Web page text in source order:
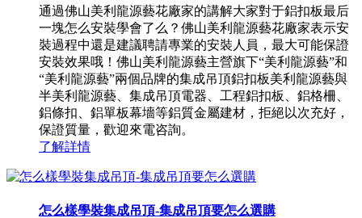
通過佛山美利龍源藝花廠家的講解大家對于鋁扣板最后
一塊怎么安裝學會了么？佛山美利龍源藝花廠家表示安
裝過程中還是建議聘請專業的安裝人員，最大可能保證
安裝效果哦！佛山美利龍源藝主營旗下“美利龍源藝”和
“美利龍源藝”兩個品牌的集成吊頂鋁扣板美利龍源藝與
半美利龍源藝、集成吊頂電器、工程鋁扣板、鋁格柵、
鋁條扣、鋁單板幕墻等鋁質金屬建材，拒絕以次充好，
保證質量，歡迎來電咨詢。
了解詳情
怎么樣學裝集成吊頂-集成吊頂要怎么選購